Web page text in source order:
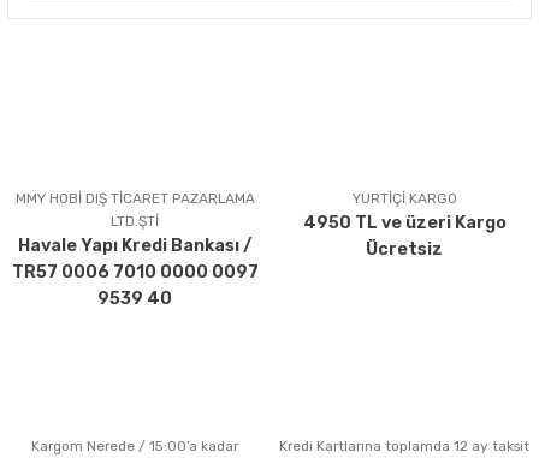
Ürün açıklamasında eksik bilgiler bulunuyor.
Ürün bilgilerinde hatalar bulunuyor.
Ürün fiyatı diğer sitelerden daha pahalı.
Bu ürüne benzer farklı alternatifler olmalı.
Gönder
MMY HOBİ DIŞ TİCARET PAZARLAMA
LTD.ŞTİ
Havale Yapı Kredi Bankası /
TR57 0006 7010 0000 0097
9539 40
YURTİÇİ KARGO
4950 TL ve üzeri Kargo
Ücretsiz
Kargom Nerede / 15:00’a kadar
Kredi Kartlarına toplamda 12 ay taksit